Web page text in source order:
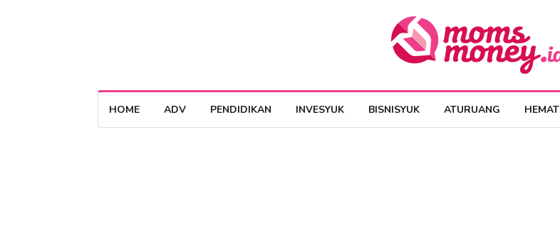
HOME ADV PENDIDIKAN INVESYUK BISNISYUK ATURUANG HEMAT